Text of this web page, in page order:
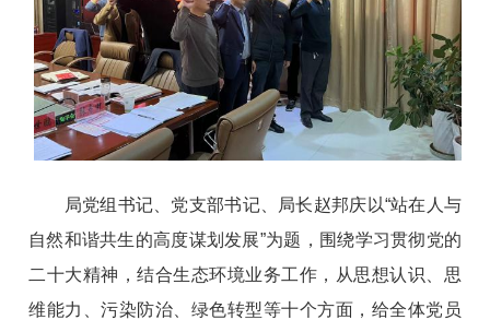
局党组书记、党支部书记、局长赵邦庆以“站在人与
自然和谐共生的高度谋划发展”为题，围绕学习贯彻党的
二十大精神，结合生态环境业务工作，从思想认识、思
维能力、污染防治、绿色转型等十个方面，给全体党员